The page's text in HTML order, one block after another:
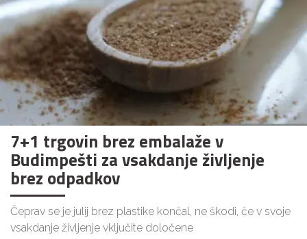
7+1 trgovin brez embalaže v
Budimpešti za vsakdanje življenje
brez odpadkov
Čeprav se je julij brez plastike končal, ne škodi, če v svoje
vsakdanje življenje vključite določene